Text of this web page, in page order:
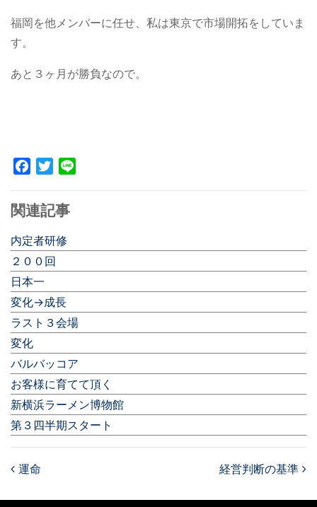
福岡を他メンバーに任せ、私は東京で市場開拓をしていま
す。
あと３ヶ月が勝負なので。
Facebook
Twitter
関連記事
内定者研修
２００回
日本一
変化→成長
ラスト３会場
変化
バルバッコア
お客様に育てて頂く
新横浜ラーメン博物館
第３四半期スタート
運命 経営判断の基準